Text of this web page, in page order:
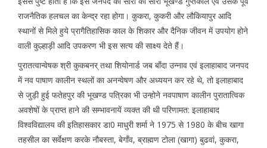
राजनैतिक हलचल का केन्द्र रहा होगा। कुकरा, कुकरी और लौकियापुर आदि
स्थानों से मिले हुये प्रागैतिहासिक काल के शिकार और दैनिक जीवन में उपयोग होने
वाली कुल्हाड़ी आदि उपकरण भी इस सत्य की साक्ष्य देते हैं।
पुरातत्वान्वेषक श्री कुकबनर् तथा शियोनार्ड जब बाँदा उन्नाव एवं इलाहाबाद जनपद
में नव पाषाण कालीन स्थलों का अनन्वेषण और अध्ययन कर रहे थे, तो इलाहाबाद
से जुड़ी हुई फतेहपुर की भूखण्ड पत्रिका भी उन्होने नवपाषाण कालीन पुरातात्विक
अवशेषों के प्राप्त हाने की सम्भावनायें व्यक्त की थी परिणामत: इलाहाबाद
विश्वविद्यालय की इतिहासकार डा0 माधुरी शर्मा ने 1975 से 1980 के बीच खागा
तहसील का सर्वेक्षण करके नौबस्ता, बेगाँव, ब्राह्मण टोला (खागा) बुढवां, कुकरा,